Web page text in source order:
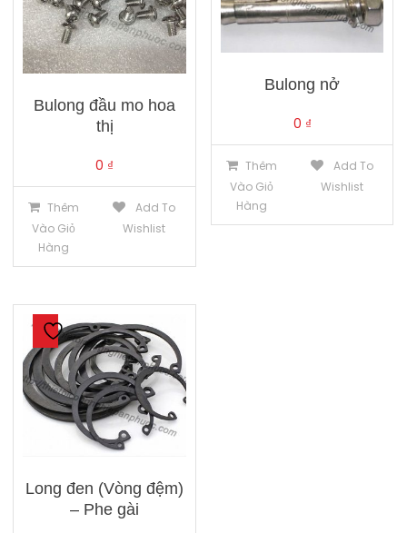
Bulong đầu mo hoa
thị
0 ₫
Thêm
Vào Giỏ
Hàng
Add To
Wishlist
Bulong nở
0 ₫
Thêm
Vào Giỏ
Hàng
Add To
Wishlist
Long đen (Vòng đệm)
– Phe gài